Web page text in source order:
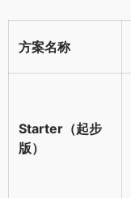
方案名称
Starter（起步
版）